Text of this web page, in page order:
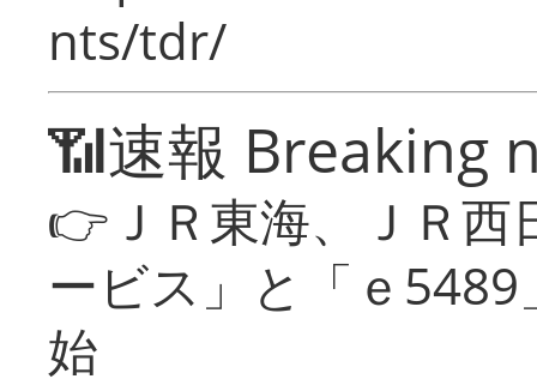
nts/tdr/
📶速報 Breaking
👉ＪＲ東海、ＪＲ
ービス」と「ｅ
始